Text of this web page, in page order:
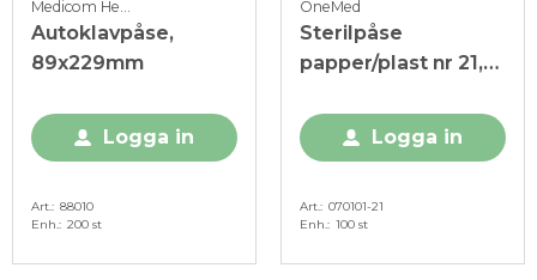
Autoklavpåse,
89x229mm
Logga in
Art. 88010
Enh. 200 st
OneMed
Sterilpåse
papper/plast nr 21,
Logga in
Art. 070101-21
Enh. 100 st